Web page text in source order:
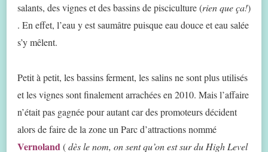
salants, des vignes et des bassins de pisciculture (rien que ça!)
. En effet, l’eau y est saumâtre puisque eau douce et eau salée
s’y mêlent.
Petit à petit, les bassins ferment, les salins ne sont plus utilisés
et les vignes sont finalement arrachées en 2010. Mais l’affaire
n’était pas gagnée pour autant car des promoteurs décident
alors de faire de la zone un Parc d’attractions nommé
Vernoland(dès le nom, on sent qu’on est sur du High Level